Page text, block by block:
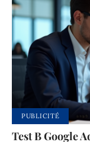
PUBLICITÉ
Test B Google